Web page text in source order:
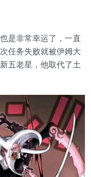
是非常幸运了，一直
任务失败就被伊姆大
五老星，他取代了土